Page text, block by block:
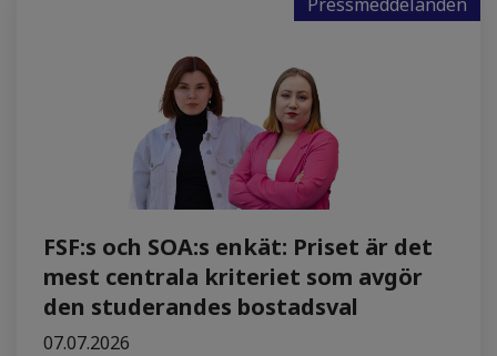
FSF:s och SOA:s enkät: Priset är det
mest centrala kriteriet som avgör
den studerandes bostadsval
07.07.2026